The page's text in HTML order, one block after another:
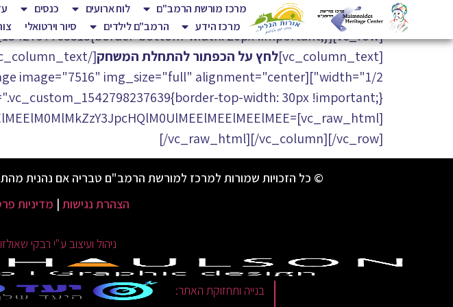
מרכז מורשת הרמב"ם לוח ארועים כנסים
מרכז הידע
הרמב"ם לילדים סיור וירטואלי
[vc_column_text]
לחץ על הכפתור להתחלת המשחק
[/vc_raw_html][/vc_column][/vc_row]
© כל הזכויות שמורות למרכז למורשת הרמב"ם טבריה אם נהנית
הצהרת נגישות | מדיניות
ניהול ועיצוב ע"י רבקי
| בנייה ותחזוקת האתר: